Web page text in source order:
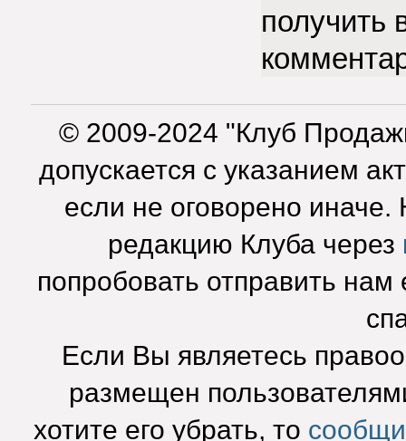
получить
© 2009-2024 "Клуб
допускается с указанием
если не оговорено
редакцию Клуба через
попробовать отправить нам
Если Вы являетесь
размещен
хотите его убрать, то